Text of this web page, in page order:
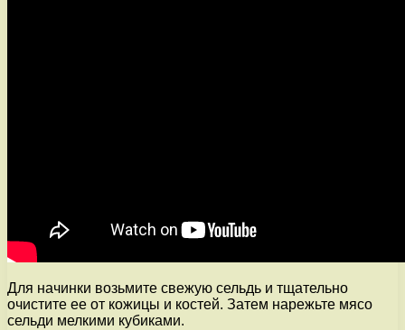
Для начинки возьмите свежую сельдь и тщательно
очистите ее от кожицы и костей. Затем нарежьте мясо
сельди мелкими кубиками.